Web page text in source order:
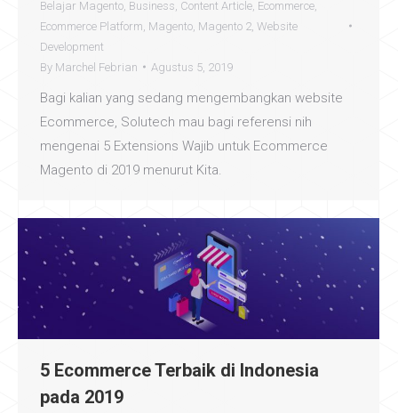
Belajar Magento Business Content Article Ecommerce
Ecommerce Platform Magento Magento 2 Website
Development
By Marchel Febrian Agustus 5, 2019
Bagi kalian yang sedang mengembangkan website
Ecommerce, Solutech mau bagi referensi nih
mengenai 5 Extensions Wajib untuk Ecommerce
Magento di 2019 menurut Kita.
5 Ecommerce Terbaik di Indonesia
pada 2019